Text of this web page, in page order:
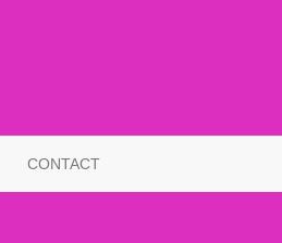
CONTACT